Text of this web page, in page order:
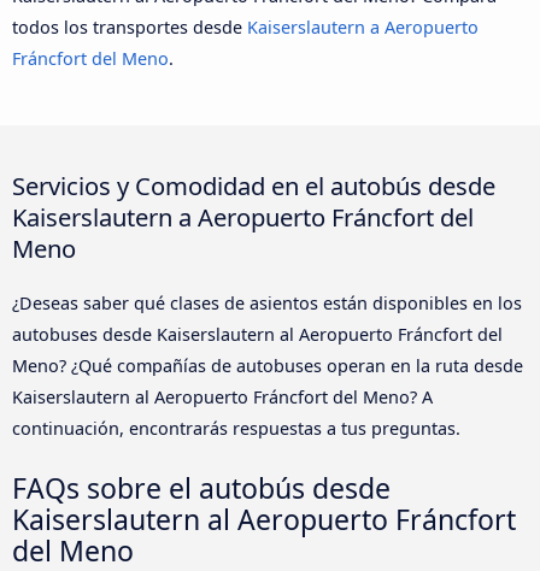
todos los transportes desde Kaiserslautern a Aeropuerto
Fráncfort del Meno.
Servicios y Comodidad en el autobús desde
Kaiserslautern a Aeropuerto Fráncfort del
Meno
¿Deseas saber qué clases de asientos están disponibles en los
autobuses desde Kaiserslautern al Aeropuerto Fráncfort del
Meno? ¿Qué compañías de autobuses operan en la ruta desde
Kaiserslautern al Aeropuerto Fráncfort del Meno? A
continuación, encontrarás respuestas a tus preguntas.
FAQs sobre el autobús desde
Kaiserslautern al Aeropuerto Fráncfort
del Meno